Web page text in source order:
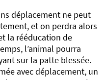
déplacement ne peut
et on perdra alors
la rééducation de
l’animal pourra
sur la patte blessée.
avec déplacement, un